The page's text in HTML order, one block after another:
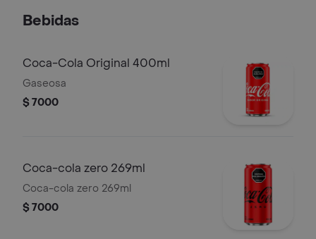
Bebidas
Coca-Cola Original 400ml
Gaseosa
$ 7000
Coca-cola zero 269ml
Coca-cola zero 269ml
$ 7000